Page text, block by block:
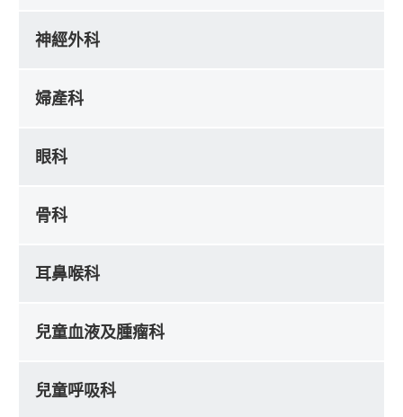
神經外科
婦產科
眼科
骨科
耳鼻喉科
兒童血液及腫瘤科
兒童呼吸科